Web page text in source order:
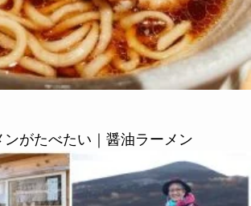
ンがたべたい｜醤油ラーメン